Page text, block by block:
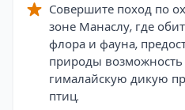
Совершите поход по
зоне Манаслу, где
флора и фауна,
природы
гималайскую дикую
птиц.